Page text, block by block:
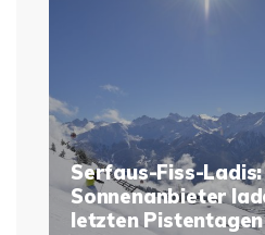
Serfaus-Fiss-
Sonnenanbieter
letzten